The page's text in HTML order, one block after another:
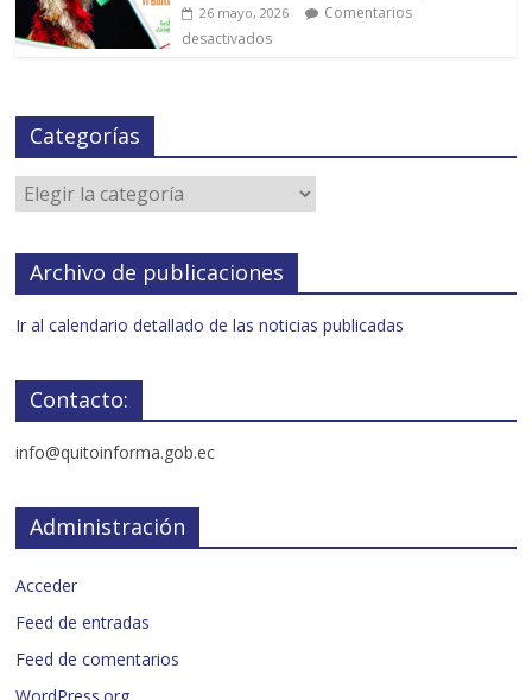
26 mayo, 2026
Comentarios
desactivados
Categorías
Archivo de publicaciones
Ir al calendario detallado de las noticias publicadas
Contacto:
info@quitoinforma.gob.ec
Administración
Acceder
Feed de entradas
Feed de comentarios
WordPress.org